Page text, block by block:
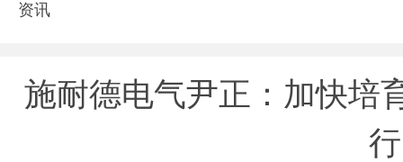
资讯
施耐德电气尹正：加快培
行